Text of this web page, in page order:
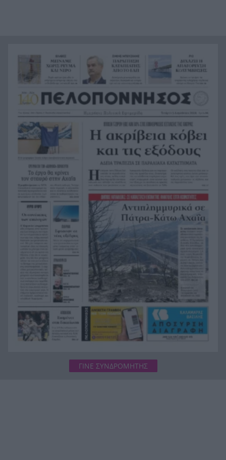
– Πιθανότατα ανήκει στον αγνοούμενο Γερμανό
τουρίστα
Συμφωνία Ιράν – Ομάν για νέα ναυτιλιακή
διαδρομή στα Στενά του Ορμούζ
20:38
Ήττα-αποκλεισμός για την Εθνική Nέων
Γυναικών στο Ευρωπαϊκό
Δικαστικό μπλόκο στους δασμούς Τραμπ:
Επιστρέφονται 100 δισεκατομμύρια δολάρια σε
επιχειρήσεις
Αιγιάλεια: Ήρθαν από τη Βρετανία για μια νέα
ζωή και η πυρκαγιά τους άφησε στο δρόμο!
20:13
Φωτιά Αττικοβοιωτία: Όλα τα μέτρα στήριξης
για τους πυρόπληκτους – Τα ποσά των
επιδομάτων και η στεγαστική συνδρομή
ΓΙΝΕ ΣΥΝΔΡΟΜΗΤΗΣ